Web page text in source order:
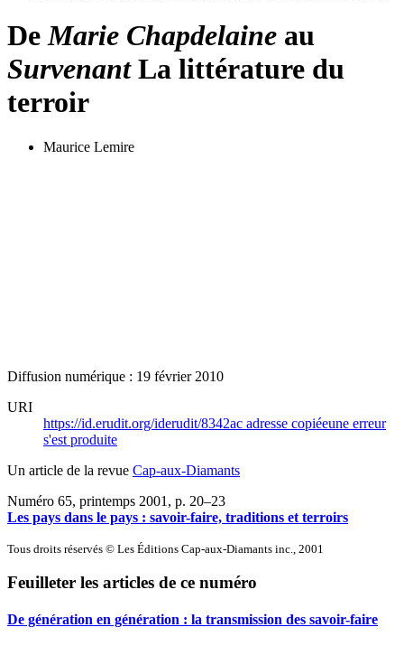
De Marie Chapdelaine au
Survenant La littérature du
terroir
Maurice Lemire
Diffusion numérique : 19 février 2010
URI
https://id.erudit.org/iderudit/8342ac adresse copiéeune erreur
s'est produite
Un article de la revue Cap-aux-Diamants
Numéro 65, printemps 2001 , p. 20–23
Les pays dans le pays : savoir-faire, traditions et terroirs
Tous droits réservés © Les Éditions Cap-aux-Diamants inc., 2001
Feuilleter les articles de ce numéro
De génération en génération : la transmission des savoir-faire